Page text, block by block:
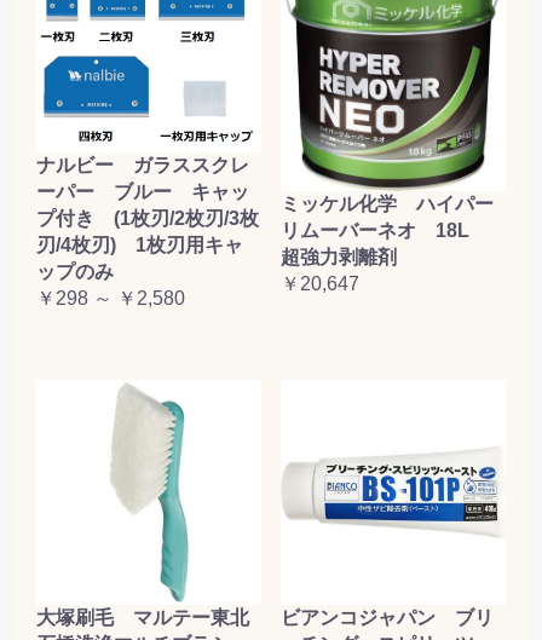
ナルビー ガラススクレ
ーパー ブルー キャッ
プ付き (1枚刃/2枚刃/3枚
刃/4枚刃) 1枚刃用キャ
ップのみ
￥298 ～ ￥2,580
ミッケル化学 ハイパー
リムーバーネオ 18L
超強力剥離剤
￥20,647
大塚刷毛 マルテー東北
ビアンコジャパン ブリ